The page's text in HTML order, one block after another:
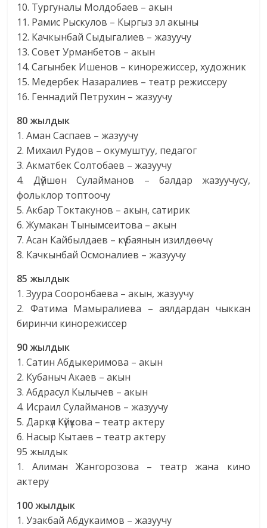
10. Тургуналы Молдобаев – акын
11. Рамис Рыскулов – Кыргыз эл акыны
12. Качкынбай Сыдыгалиев – жазуучу
13. Совет Урманбетов – акын
14. Сагынбек Ишенов – кинорежиссер, художник
15. Медербек Назаралиев – театр режиссеру
16. Геннадий Петрухин – жазуучу
80 жылдык
1. Аман Саспаев – жазуучу
2. Михаил Рудов – окумуштуу, педагог
3. Акматбек Солтобаев – жазуучу
4. Дүйшөн Сулайманов – балдар жазуучусу,
фольклор топтоочу
5. Акбар Токтакунов – акын, сатирик
6. Жумакан Тынымсеитова – акын
7. Асан Кайбылдаев – күү баянын изилдөөчү
8. Качкынбай Осмоналиев – жазуучу
85 жылдык
1. Зуура Сооронбаева – акын, жазуучу
2. Фатима Мамыралиева – аялдардан чыккан
биринчи кинорежиссер
90 жылдык
1. Сатин Абдыкеримова – акын
2. Кубаныч Акаев – акын
3. Абдрасул Кылычев – акын
4. Исраил Сулайманов – жазуучу
5. Даркүл Күйүкова – театр актеру
6. Насыр Кытаев – театр актеру
95 жылдык
1. Алиман Жангорозова – театр жана кино
актеру
100 жылдык
1. Узакбай Абдукаимов – жазуучу